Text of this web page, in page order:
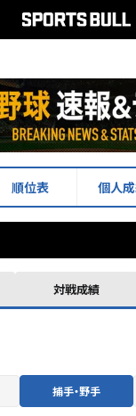
順位表 個人
対戦成績
捕手・野手